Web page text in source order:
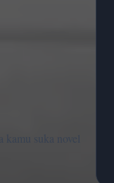
suka novel